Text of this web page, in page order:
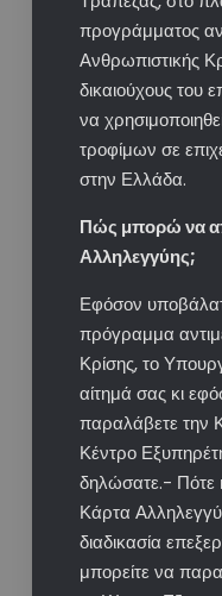
προγράμματος
Ανθρωπιστικής
δικαιούχους του
να
τροφίμων σε
στην Ελλάδα.
Πώς μπορώ να
Αλληλεγγύης;
Εφόσον
πρόγραμμα
Κρίσης, το
αίτημά σας κι
παραλάβετε την
Κέντρο
δηλώσατε.​-
Κάρτα
διαδικασία
μπορείτε να